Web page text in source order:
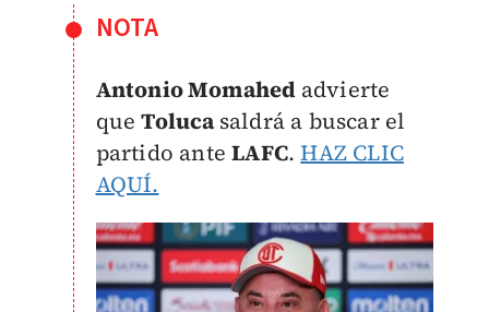
NOTA
Antonio Momahed advierte
queTolucasaldrá a buscar el
partido anteLAFC.HAZ CLIC
AQUÍ.